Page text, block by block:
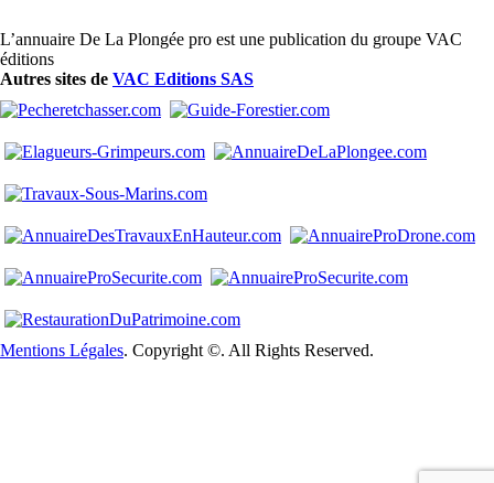
L’annuaire De La Plongée pro est une publication du groupe VAC
éditions
Autres sites de VAC Editions SAS
Mentions Légales. Copyright ©. All Rights Reserved.